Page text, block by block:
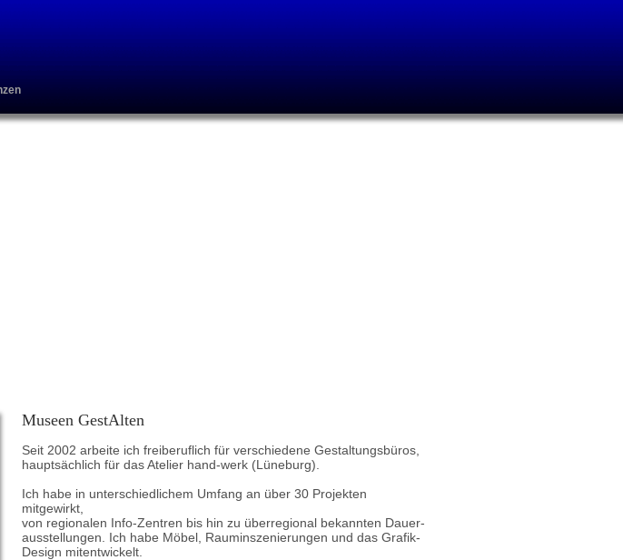
Museen GestAlten
Seit 2002 arbeite ich freiberuflich für verschiedene Gestaltungsbüros,
hauptsächlich für das Atelier hand-werk (Lüneburg).
Ich habe in unterschiedlichem Umfang an über 30 Projekten
mitgewirkt,
von regionalen Info-Zentren bis hin zu überregional bekannten Dauer-
ausstellungen. Ich habe Möbel, Rauminszenierungen und das Grafik-
Design mitentwickelt.